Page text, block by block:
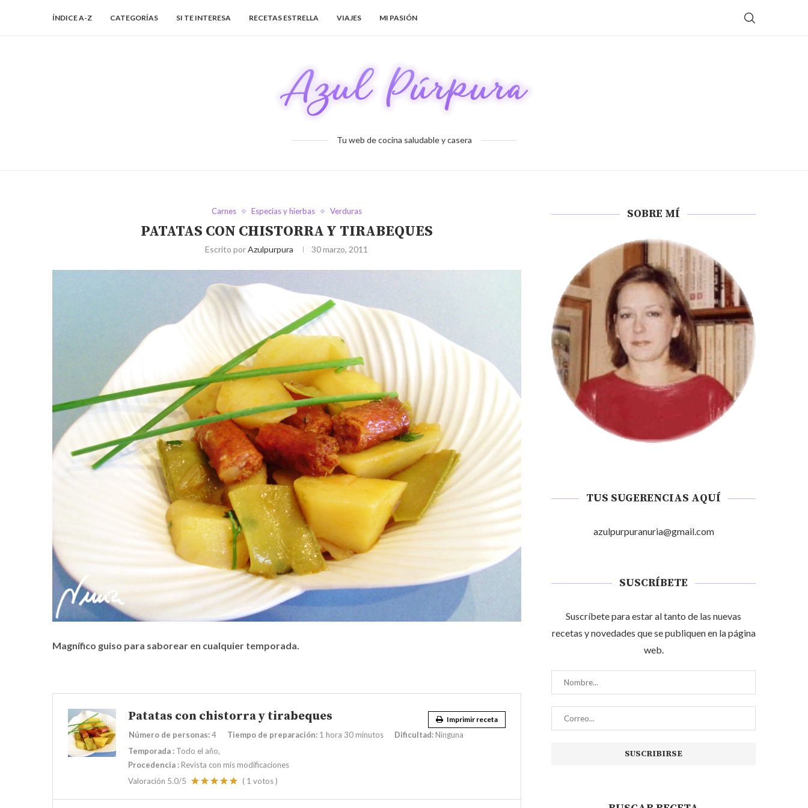
ÍNDICE A-Z CATEGORÍAS SI TE INTERESA RECETAS ESTRELLA VIAJES MI PASIÓN
Tu web de cocina saludable y casera
Carnes Especias y hierbas Verduras
PATATAS CON CHISTORRA Y TIRABEQUES
Escrito porAzulpurpura 30 marzo, 2011
Magnífico guiso para saborear en cualquier temporada.
Patatas con chistorra y tirabeques Imprimir receta
Número de personas:4 Tiempo de preparación: 1 hora 30 minutos Dificultad: Ninguna
Temporada : Todo el año
Procedencia : Revista con mis modificaciones
Valoración 5.0/5 ( 1 votos )
SOBRE MÍ
TUS SUGERENCIAS AQUÍ
azulpurpuranuria@gmail.com
SUSCRÍBETE
Suscríbete para estar al tanto de las nuevas
recetas y novedades que se publiquen en la página
web.